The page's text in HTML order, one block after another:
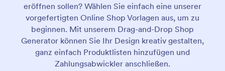
eröffnen sollen? Wählen Sie einfach eine unserer
vorgefertigten Online Shop Vorlagen aus, um zu
beginnen. Mit unserem Drag-and-Drop Shop
Generator können Sie Ihr Design kreativ gestalten,
ganz einfach Produktlisten hinzufügen und
Zahlungsabwickler anschließen.